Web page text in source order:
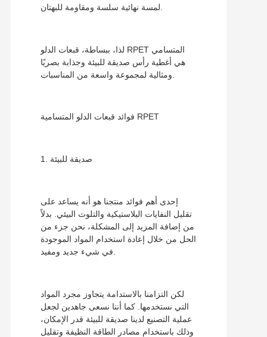
لذا، ببساطة، قبعات الدلو RPET المتسامي
هي أغطية رأس صديقة للبيئة وجذابة بصريًا
فوائد قبعات الدلو المتسامية RPET
إحدى أهم فوائد منتجنا هو أنه يساعد على
تقليل النفايات البلاستيكية والتلوث البيئي. بدلاً
من إضافة المزيد إلى المشكلة، نحن جزء من
الحل من خلال إعادة استخدام المواد الموجودة
لكن التزامنا بالاستدامة يتجاوز مجرد المواد
التي نستخدمها. كما أننا نسعى جاهدين لجعل
عملية التصنيع لدينا صديقة للبيئة قدر الإمكان،
وذلك باستخدام مصادر الطاقة النظيفة وتقليل